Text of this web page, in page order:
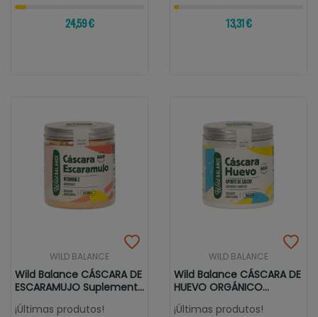
24,59 € 13,31 €
WILD BALANCE
Wild Balance CÁSCARA DE
ESCARAMUJO Suplemento
Para...
¡Últimas produtos!
WILD BALANCE
Wild Balance CÁSCARA DE
HUEVO ORGÁNICO
Suplemento...
¡Últimas produtos!